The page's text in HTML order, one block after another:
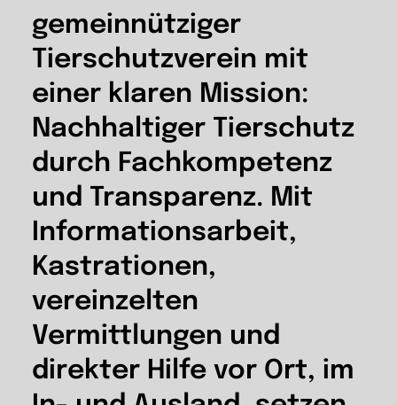
gemeinnütziger
Tierschutzverein mit
einer klaren Mission:
Nachhaltiger Tierschutz
durch Fachkompetenz
und Transparenz. Mit
Informationsarbeit,
Kastrationen,
vereinzelten
Vermittlungen und
direkter Hilfe vor Ort, im